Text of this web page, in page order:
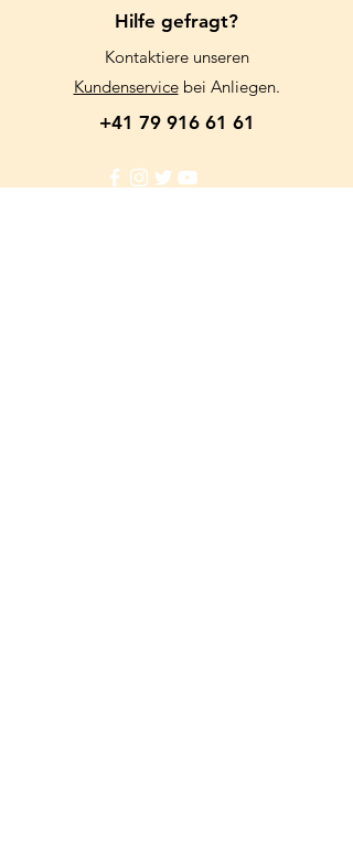
Hilfe gefragt?
Kontaktiere unseren
Kundenservicebei Anliegen.
+41 79 916 61 61